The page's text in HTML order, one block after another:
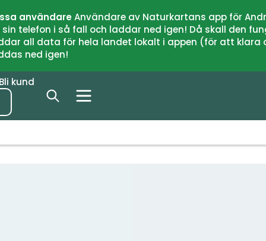
användareAnvändare av Naturkartans app för
telefon i så fall och laddar ned igen! Då skall den
all data för hela landet lokalt i appen (för att
ned igen!
Bli kund